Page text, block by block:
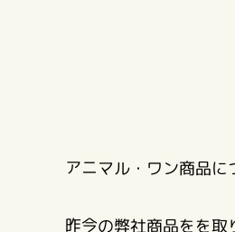
アニマル・ワン商品
昨今の弊社商品をを